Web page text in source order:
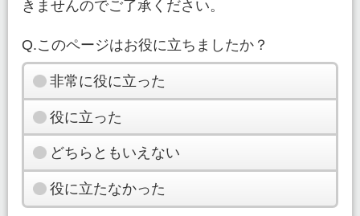
きませんのでご了承ください。
Q.このページはお役に立ちましたか？
非常に役に立った
役に立った
どちらともいえない
役に立たなかった